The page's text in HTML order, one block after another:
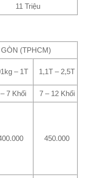
11 Triệu
(TPHCM)
– 1T 1,1T – 2,5T
7 Khối 7 – 12 Khối
450.000